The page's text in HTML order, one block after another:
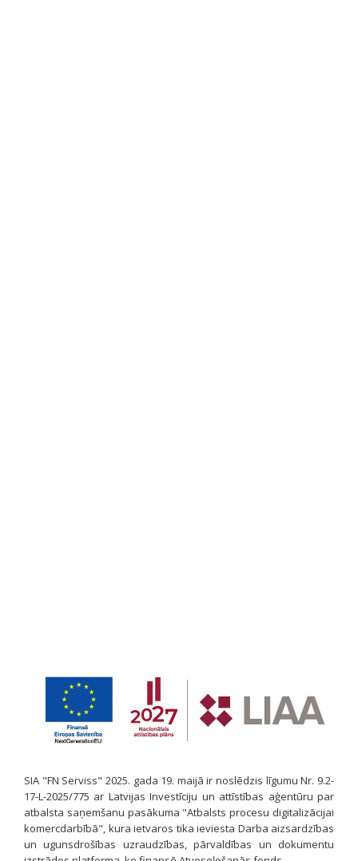
SIA "FN Serviss" 2025. gada 19. maijā ir noslēdzis līgumu Nr. 9.2-
17-L-2025/775 ar Latvijas Investīciju un attīstības aģentūru par
atbalsta saņemšanu pasākuma "Atbalsts procesu digitalizācijai
komercdarbībā", kura ietvaros tika ieviesta Darba aizsardzības
un ugunsdrošības uzraudzības, pārvaldības un dokumentu